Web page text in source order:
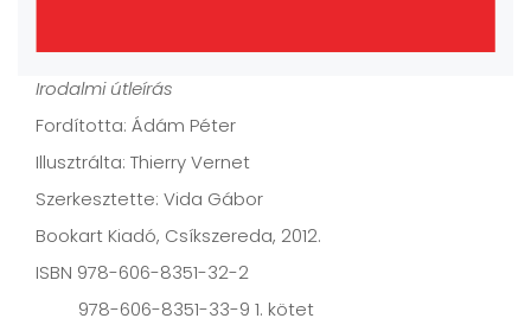
Irodalmi útleírás
Fordította: Ádám Péter
Illusztrálta: Thierry Vernet
Szerkesztette: Vida Gábor
Bookart Kiadó, Csíkszereda, 2012.
ISBN 978-606-8351-32-2
978-606-8351-33-9 1. kötet